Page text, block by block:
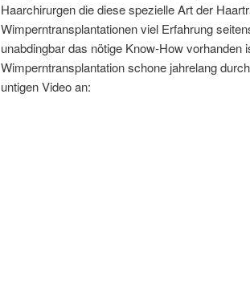
Haarchirurgen die diese spezielle Art der
Wimperntransplantationen viel Erfahrung
unabdingbar das nötige Know-How vorhanden
Wimperntransplantation schone jahrelang
untigen Video an: